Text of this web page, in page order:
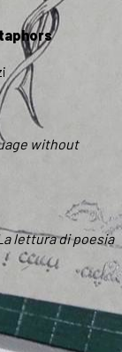
without
lettura di poesia